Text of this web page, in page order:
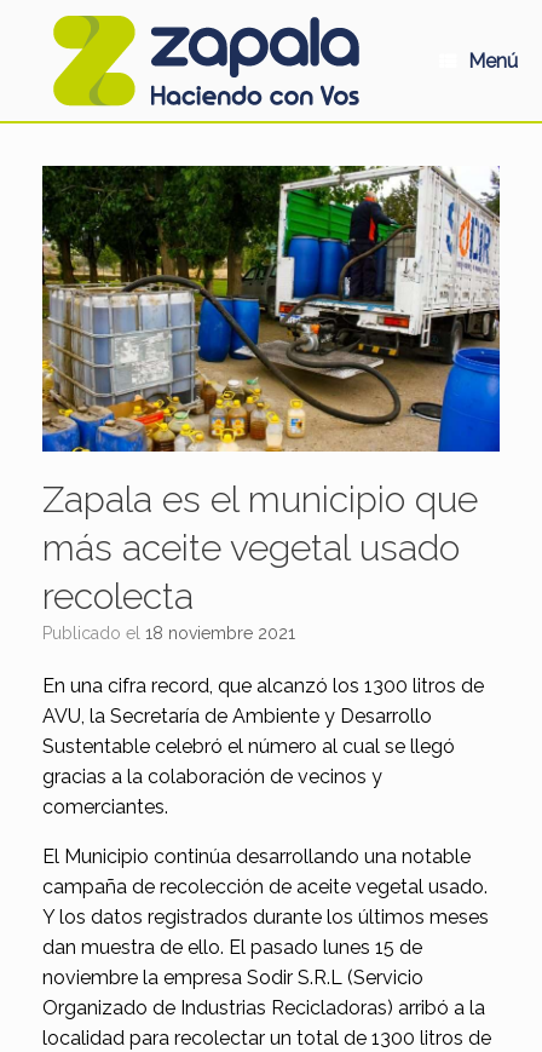
Menú
Zapala es el municipio que
más aceite vegetal usado
recolecta
Publicado el 18 noviembre 2021
En una cifra record, que alcanzó los 1300 litros de
AVU, la Secretaría de Ambiente y Desarrollo
Sustentable celebró el número al cual se llegó
gracias a la colaboración de vecinos y
comerciantes.
El Municipio continúa desarrollando una notable
campaña de recolección de aceite vegetal usado.
Y los datos registrados durante los últimos meses
dan muestra de ello. El pasado lunes 15 de
noviembre la empresa Sodir S.R.L (Servicio
Organizado de Industrias Recicladoras) arribó a la
localidad para recolectar un total de 1300 litros de